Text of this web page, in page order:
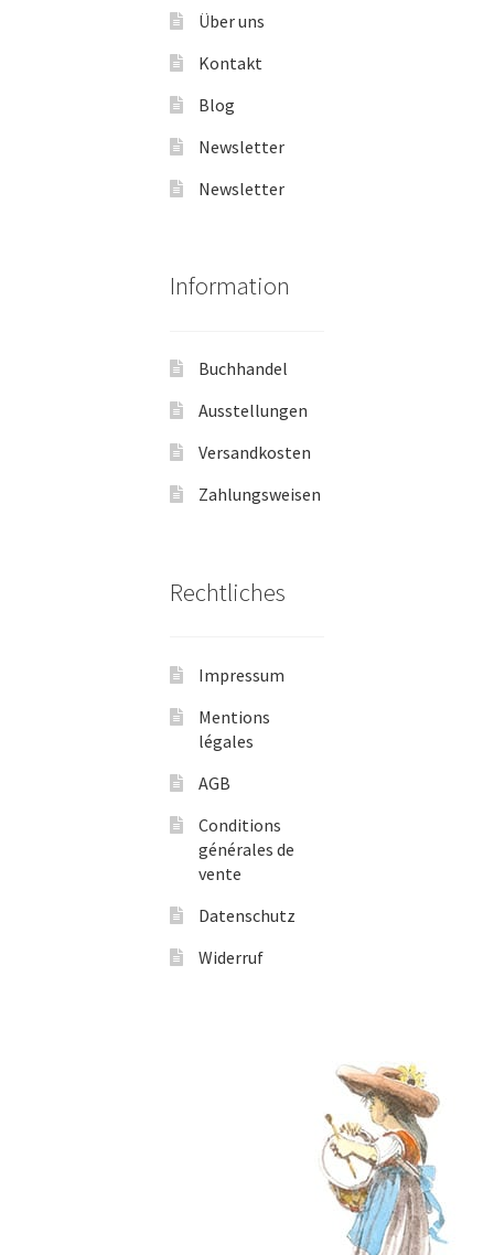
Über uns
Kontakt
Blog
Newsletter
Newsletter
Information
Buchhandel
Ausstellungen
Versandkosten
Zahlungsweisen
Rechtliches
Impressum
Mentions
légales
AGB
Conditions
générales de
vente
Datenschutz
Widerruf